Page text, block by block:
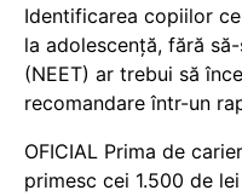
Identificarea copiilor
la adolescență, fără
(NEET) ar trebui să
recomandare într-un
OFICIAL Prima de
primesc cei 1.500 de